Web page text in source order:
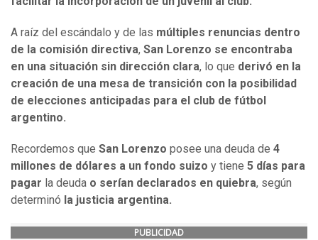
A raíz del escándalo y de las múltiples renuncias dentro
de la comisión directiva, San Lorenzo se encontraba
en una situación sin dirección clara, lo que derivó en la
creación de una mesa de transición con la posibilidad
de elecciones anticipadas para el club de fútbol
argentino.
Recordemos que San Lorenzo posee una deuda de 4
millones de dólares a un fondo suizo y tiene 5 días para
pagar la deuda o serían declarados en quiebra, según
determinó la justicia argentina.
PUBLICIDAD